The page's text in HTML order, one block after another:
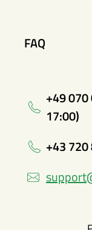
FAQ
+49
17:00)
+43 720